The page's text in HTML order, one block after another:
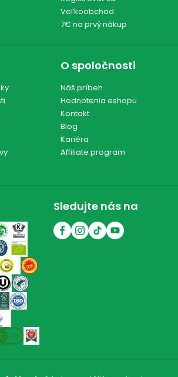
Veľkoobchod
7€ na prvý nákup
O spoločnosti
Náš príbeh
Hodnotenia eshopu
Kontakt
Blog
Kariéra
Affiliate program
Sledujte nás na